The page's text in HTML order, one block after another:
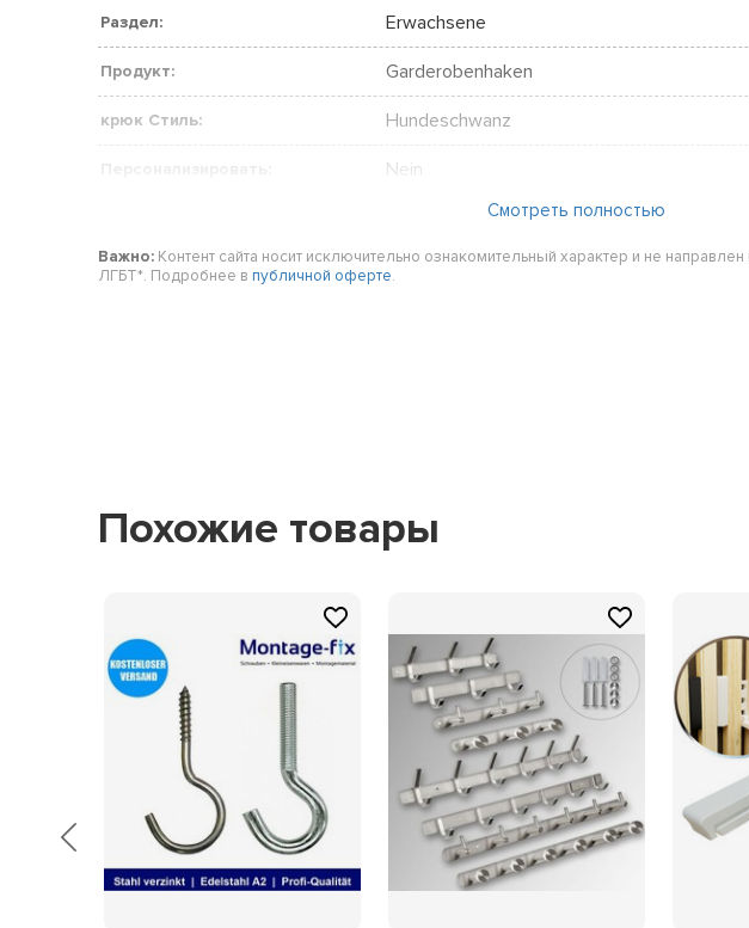
Раздел: Erwachsene
Продукт: Garderobenhaken
крюк Стиль: Hundeschwanz
Nein
Длина: Weniger als 20 cm
Оригинал / воспроизводство:
Смотреть полностью
Важно: Контент сайта носит исключительно ознакомительный характер и не
ЛГБТ*. Подробнее в публичной оферте.
Похожие товары